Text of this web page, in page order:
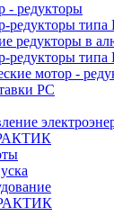
- редукторы
редукторы типа
редукторы в
редукторы типа
мотор -
PC